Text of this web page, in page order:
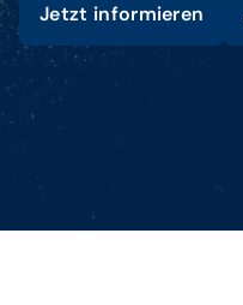
Jetzt informieren